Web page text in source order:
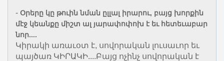
- Օրերը կը թուին նման ըլլալ իրարու, բայց խորքին
մէջ կեանքը միշտ ալ յարափոփոխ է եւ հետեւաբար
նոր....
Կիրակի առաւօտ է, սովորական լուսաւոր եւ
պայծառ ԿԻՐԱԿԻ....Բայց ոչինչ սովորական է